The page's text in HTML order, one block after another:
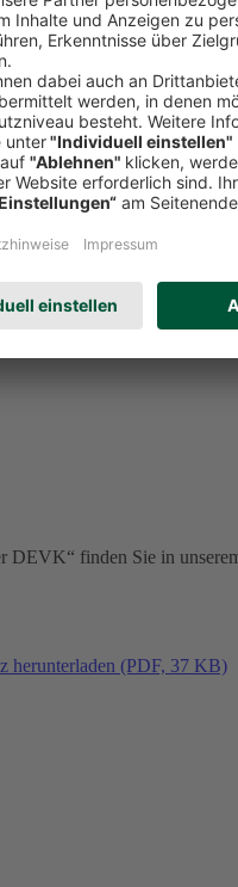
wichtige Rolle. Sollte
Erfahren Sie auf
DEVK“ finden Sie in
herunterladen (PDF, 37 KB)